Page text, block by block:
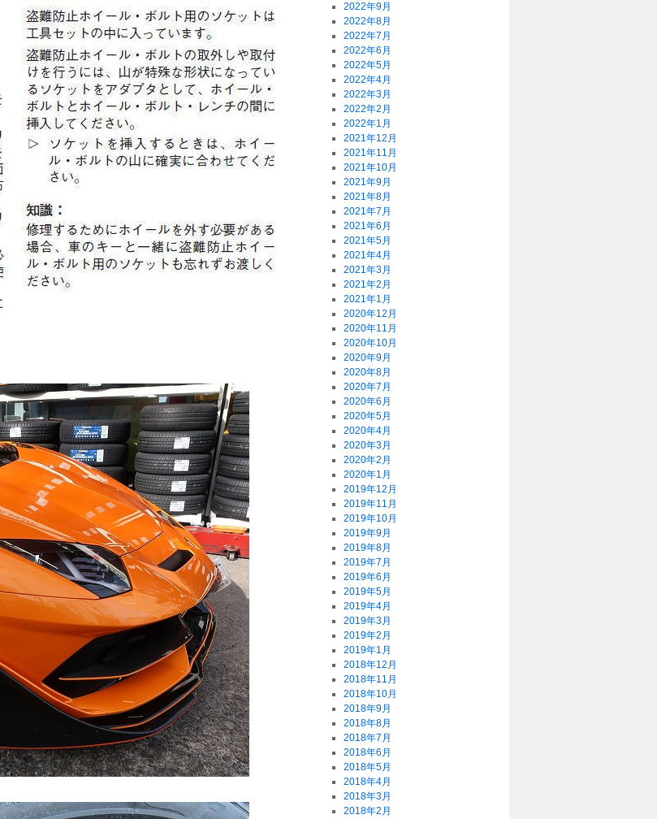
2022年9月
2022年8月
2022年7月
2022年6月
2022年5月
2022年4月
2022年3月
2022年2月
2022年1月
2021年12月
2021年11月
2021年10月
2021年9月
2021年8月
2021年7月
2021年6月
2021年5月
2021年4月
2021年3月
2021年2月
2021年1月
2020年12月
2020年11月
2020年10月
2020年9月
2020年8月
2020年7月
2020年6月
2020年5月
2020年4月
2020年3月
2020年2月
2020年1月
2019年12月
2019年11月
2019年10月
2019年9月
2019年8月
2019年7月
2019年6月
2019年5月
2019年4月
2019年3月
2019年2月
2019年1月
2018年12月
2018年11月
2018年10月
2018年9月
2018年8月
2018年7月
2018年6月
2018年5月
2018年4月
2018年3月
2018年2月